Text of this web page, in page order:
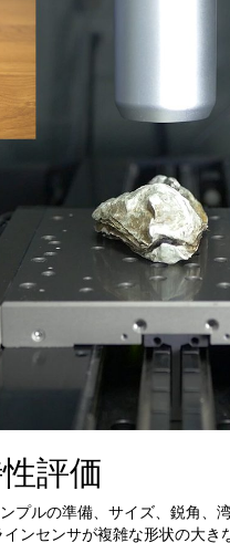
評価
プルの準備、サイズ、鋭角、
ンセンサが複雑な形状の大